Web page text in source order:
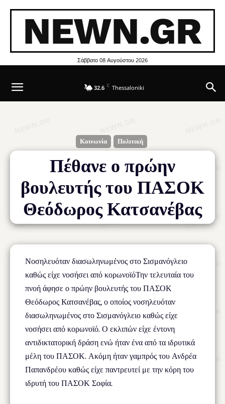
NEWN.GR
Σάββατο 08 Αυγούστου 2026
32.6 C Thessaloniki
Κοινωνία Πολιτική
Πέθανε ο πρώην
βουλευτής του ΠΑΣΟΚ
Θεόδωρος Κατσανέβας
Νοσηλευόταν διασωληνωμένος στο Σισμανόγλειο
καθώς είχε νοσήσει από κορωνοϊόΤην τελευταία του
πνοή άφησε ο πρώην βουλευτής του ΠΑΣΟΚ
Θεόδωρος Κατσανέβας, ο οποίος νοσηλευόταν
διασωληνωμένος στο Σισμανόγλειο καθώς είχε
νοσήσει από κορωνοϊό. Ο εκλιπών είχε έντονη
αντιδικτατορική δράση ενώ ήταν ένα από τα ιδρυτικά
μέλη του ΠΑΣΟΚ. Ακόμη ήταν γαμπρός του Ανδρέα
Παπανδρέου καθώς είχε παντρευτεί με την κόρη του
ιδρυτή του ΠΑΣΟΚ Σοφία.